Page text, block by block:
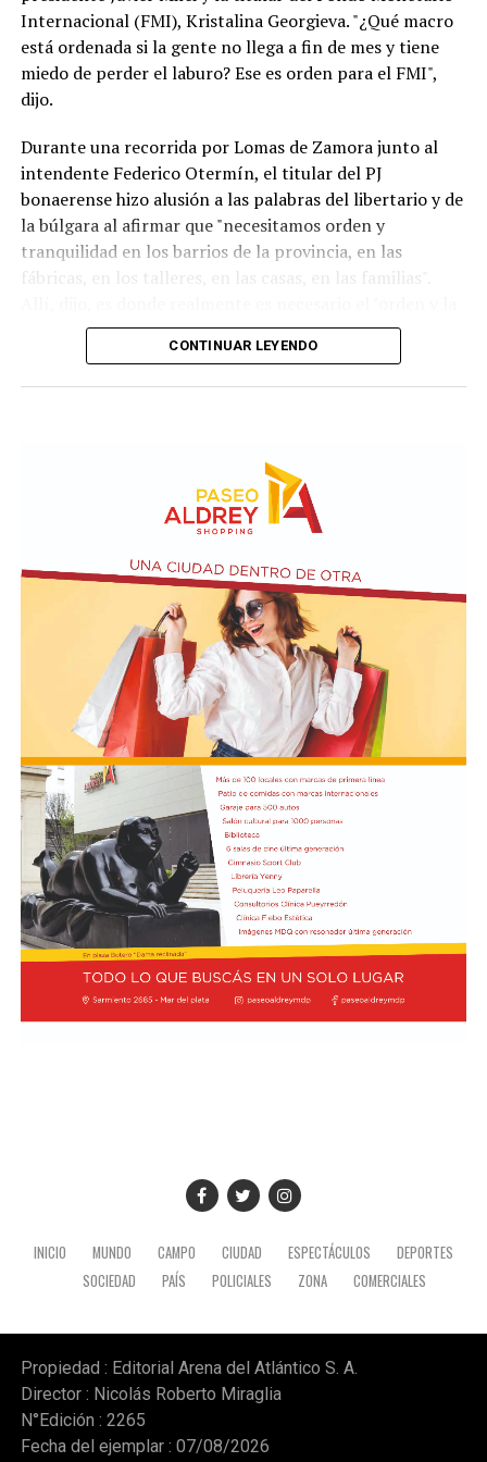
Internacional (FMI), Kristalina Georgieva. "¿Qué macro
está ordenada si la gente no llega a fin de mes y tiene
miedo de perder el laburo? Ese es orden para el FMI",
dijo.
Durante una recorrida por Lomas de Zamora junto al
intendente Federico Otermín, el titular del PJ
bonaerense hizo alusión a las palabras del libertario y de
la búlgara al afirmar que "necesitamos orden y
tranquilidad en los barrios de la provincia, en las
fábricas, en los talleres, en las casas, en las familias".
tranquilidad". "El resto es timba y no es lo que
necesitamos", aclaró.Noticias Relacionadas
vuelve el trueque, ¿qué orden es eso?", se preguntó
Kicillof y acusó al gobierno de Milei de "crueldad y
abandono deliberados" en beneficio del FMI.
Además de Otermín, en la visita al municipio el
economista estuvo acompañado por el ministro de
Seguridad bonaerense, Javier Alonso. Allí participó de la
inauguración de una Unidad Táctica de Operaciones
Inmediatas (UTOI).
Luego se refirió al viaje que hizo Georgieva a Vaca
Muerta junto al ministro Luis Caputo y al CEO y
presidente de YPF, Horacio Marin. "Le quiero recordar a
la directora del FMI que ese petróleo que fue a ver es del
pueblo argentino, es nuestro petróleo, es argentino",
dijo y agregó: "Tendría que usarse para el desarrollo
nacional, para la industria nacional, para que lo puedan
comprar y adquirir a un precio posible de los costos
nacionales".
Además, el gobernador se refirió a la importancia del
yacimiento patagónico y recordó también que el
CONTINUAR LEYENDO
INICIO MUNDO CAMPO CIUDAD ESPECTÁCULOS
DEPORTES
SOCIEDAD
PAÍS POLICIALES ZONA COMERCIALES
Propiedad : Editorial Arena del Atlántico S. A.
Director : Nicolás Roberto Miraglia
N°Edición : 2265
Fecha del ejemplar : 07/08/2026